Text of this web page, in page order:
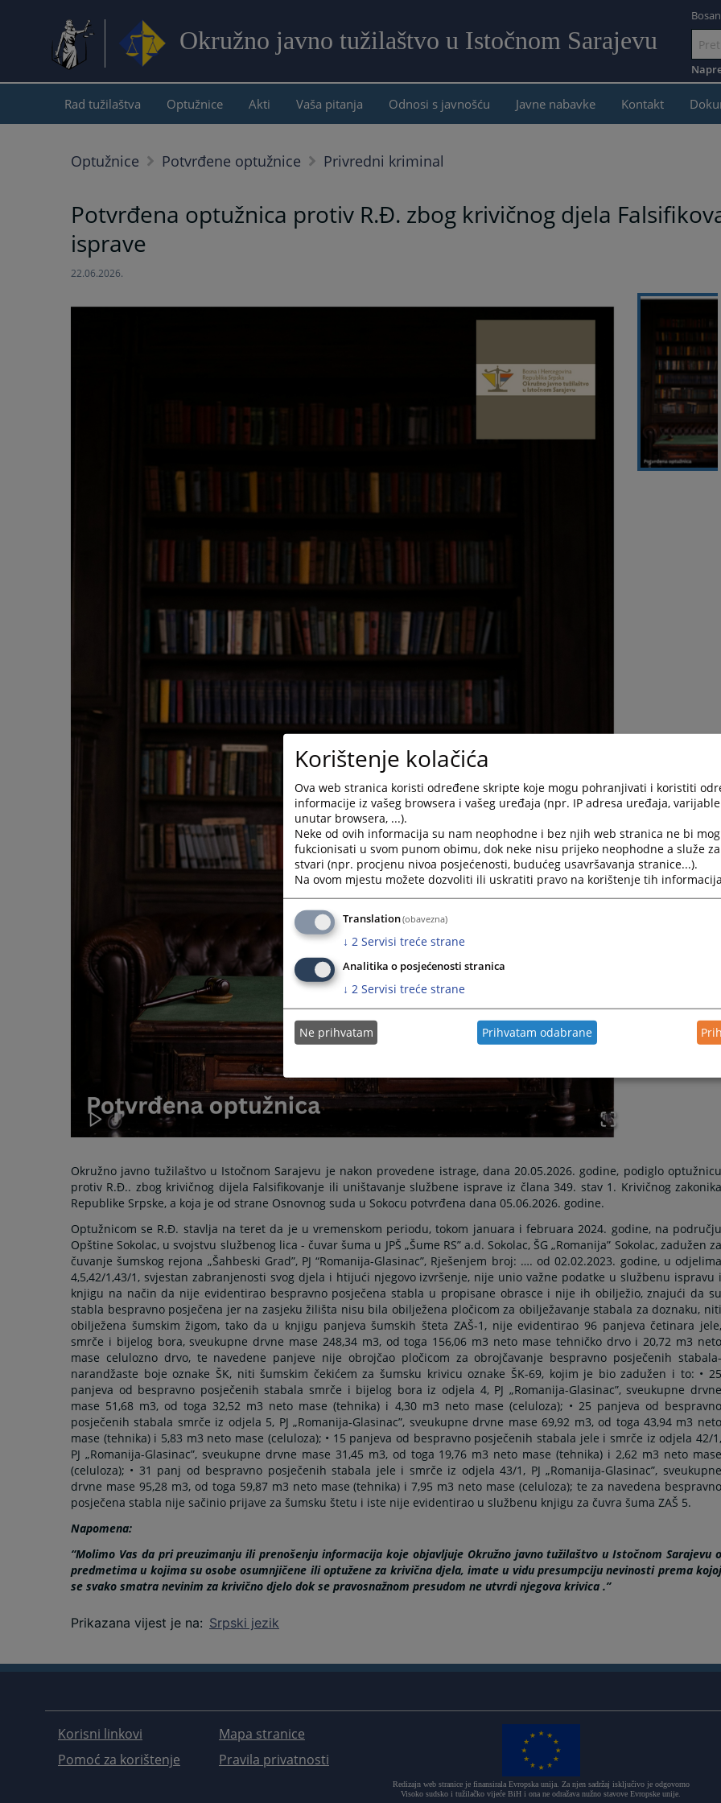
Okružno javno tužilaštvo u Istočnom Sarajevu
sadržaj
Rad tužilaštva Optužnice Akti Vaša pitanja Odnosi s javnošću Javne nabavke Kontakt
Optužnice Potvrđene optužnice Privredni kriminal
Potvrđena optužnica protiv R.Đ. zbog krivičnog djela
isprave
22.06.2026.
Okružno javno tužilaštvo u Istočnom Sarajevu je nakon provedene istrage, dana 20.05.2026. godine, podiglo optužnicu
protiv R.Đ.. zbog krivičnog dijela Falsifikovanje ili uništavanje službene isprave iz člana 349. stav 1. Krivičnog zakonika
Republike Srpske, a koja je od strane Osnovnog suda u Sokocu potvrđena dana 05.06.2026. godine.
Optužnicom se R.Đ. stavlja na teret da je u vremenskom periodu, tokom januara i februara 2024. godine, na području
Opštine Sokolac, u svojstvu službenog lica - čuvar šuma u JPŠ „Šume RS” a.d. Sokolac, ŠG „Romanija” Sokolac, zadužen za
čuvanje šumskog rejona „Šahbeski Grad”, PJ “Romanija-Glasinac”, Rješenjem broj: …. od 02.02.2023. godine, u odjelima
4,5,42/1,43/1, svjestan zabranjenosti svog djela i htijući njegovo izvršenje, nije unio važne podatke u službenu ispravu i
knjigu na način da nije evidentirao bespravno posječena stabla u propisane obrasce i nije ih obilježio, znajući da su
stabla bespravno posječena jer na zasjeku žilišta nisu bila obilježena pločicom za obilježavanje stabala za doznaku, niti
obilježena šumskim žigom, tako da u knjigu panjeva šumskih šteta ZAŠ-1, nije evidentirao 96 panjeva četinara jele,
smrče i bijelog bora, sveukupne drvne mase 248,34 m3, od toga 156,06 m3 neto mase tehničko drvo i 20,72 m3 neto
mase celulozno drvo, te navedene panjeve nije obrojčao pločicom za obrojčavanje bespravno posječenih stabala-
narandžaste boje oznake ŠK, niti šumskim čekićem za šumsku krivicu oznake ŠK-69, kojim je bio zadužen i to: • 25
panjeva od bespravno posječenih stabala smrče i bijelog bora iz odjela 4, PJ „Romanija-Glasinac”, sveukupne drvne
mase 51,68 m3, od toga 32,52 m3 neto mase (tehnika) i 4,30 m3 neto mase (celuloza); • 25 panjeva od bespravno
posječenih stabala smrče iz odjela 5, PJ „Romanija-Glasinac”, sveukupne drvne mase 69,92 m3, od toga 43,94 m3 neto
mase (tehnika) i 5,83 m3 neto mase (celuloza); • 15 panjeva od bespravno posječenih stabala jele i smrče iz odjela 42/1,
PJ „Romanija-Glasinac”, sveukupne drvne mase 31,45 m3, od toga 19,76 m3 neto mase (tehnika) i 2,62 m3 neto mase
(celuloza); • 31 panj od bespravno posječenih stabala jele i smrče iz odjela 43/1, PJ „Romanija-Glasinac”, sveukupne
drvne mase 95,28 m3, od toga 59,87 m3 neto mase (tehnika) i 7,95 m3 neto mase (celuloza); te za navedena bespravno
posječena stabla nije sačinio prijave za šumsku štetu i iste nije evidentirao u službenu knjigu za čuvra šuma ZAŠ 5.
Napomena:
“Molimo Vas da pri preuzimanju ili prenošenju informacija koje objavljuje Okružno javno tužilaštvo u Istočnom Sarajevu o
predmetima u kojima su osobe osumnjičene ili optužene za krivična djela, imate u vidu presumpciju nevinosti prema kojoj
se svako smatra nevinim za krivično djelo dok se pravosnažnom presudom ne utvrdi njegova krivica .”
Prikazana vijest je na: Srpski jezik
Korisni linkovi
Pomoć za korištenje
Mapa stranice
Pravila privatnosti
Redizajn web stranice je finansirala Evropska unija. Za njen sadržaj isključivo je odgovorno
Visoko sudsko i tužilačko vijeće BiH i ona ne odražava nužno stavove Evropske unije.
Korištenje kolačića
Ova web stranica koristi određene skripte koje mogu pohranjivati i koristiti
informacije iz vašeg browsera i vašeg uređaja (npr. IP adresa uređaja,
unutar browsera, ...).
Neke od ovih informacija su nam neophodne i bez njih web stranica ne bi
fukcionisati u svom punom obimu, dok neke nisu prijeko neophodne a služe
stvari (npr. procjenu nivoa posjećenosti, budućeg usavršavanja stranice...).
Na ovom mjestu možete dozvoliti ili uskratiti pravo na korištenje tih
Translation(obavezna)
↓ 2 Servisi treće strane
Analitika o posjećenosti stranica
↓ 2 Servisi treće strane
Ne prihvatam Prihvatam odabrane